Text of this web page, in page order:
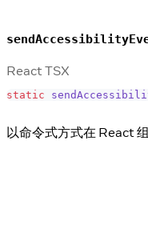
React TSX
static
以命令式方式在 React